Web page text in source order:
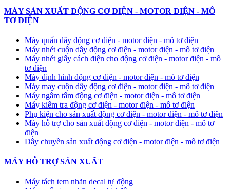
MÁY SẢN XUẤT ĐỘNG CƠ ĐIỆN - MOTOR ĐIỆN - MÔ
TƠ ĐIỆN
Máy quấn dây động cơ điện - motor điện - mô tơ điện
Máy nhét cuộn dây động cơ điện - motor điện - mô tơ điện
Máy nhét giấy cách điện cho động cơ điện - motor điện - mô
tơ điện
Máy định hình động cơ điện - motor điện - mô tơ điện
Máy may cuộn dây động cơ điện - motor điện - mô tơ điện
Máy ngâm tẩm động cơ điện - motor điện - mô tơ điện
Máy kiểm tra động cơ điện - motor điện - mô tơ điện
Phụ kiện cho sản xuất động cơ điện - motor điện - mô tơ điện
Máy hỗ trợ cho sản xuất động cơ điện - motor điện - mô tơ
điện
Dây chuyền sản xuất động cơ điện - motor điện - mô tơ điện
MÁY HỖ TRỢ SẢN XUẤT
Máy tách tem nhãn decal tự động